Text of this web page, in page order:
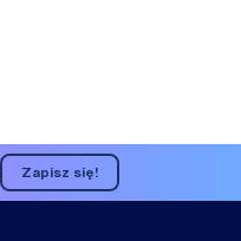
Zapisz się!